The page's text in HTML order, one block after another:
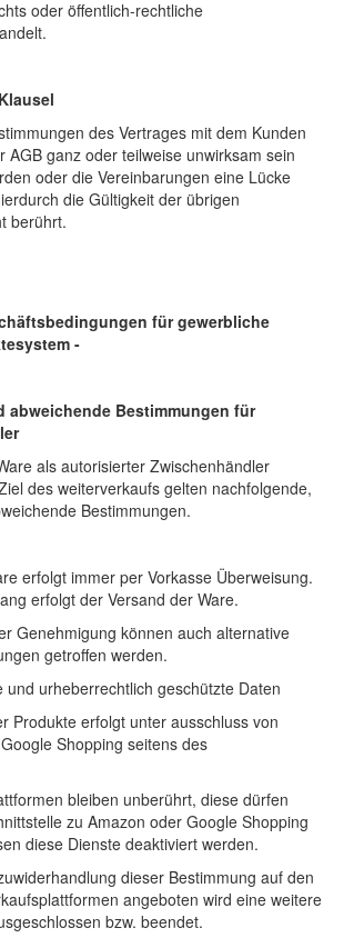
oder öffentlich-rechtliche
des Vertrages mit dem Kunden
AGB ganz oder teilweise unwirksam sein
oder die Vereinbarungen eine Lücke
die Gültigkeit der übrigen
berührt.
für gewerbliche
-
abweichende Bestimmungen für
als autorisierter Zwischenhändler
des weiterverkaufs gelten nachfolgende,
Bestimmungen.
erfolgt immer per Vorkasse Überweisung.
erfolgt der Versand der Ware.
Genehmigung können auch alternative
getroffen werden.
und urheberrechtlich geschützte Daten
Produkte erfolgt unter ausschluss von
Shopping seitens des
bleiben unberührt, diese dürfen
zu Amazon oder Google Shopping
diese Dienste deaktiviert werden.
dieser Bestimmung auf den
angeboten wird eine weitere
bzw. beendet.